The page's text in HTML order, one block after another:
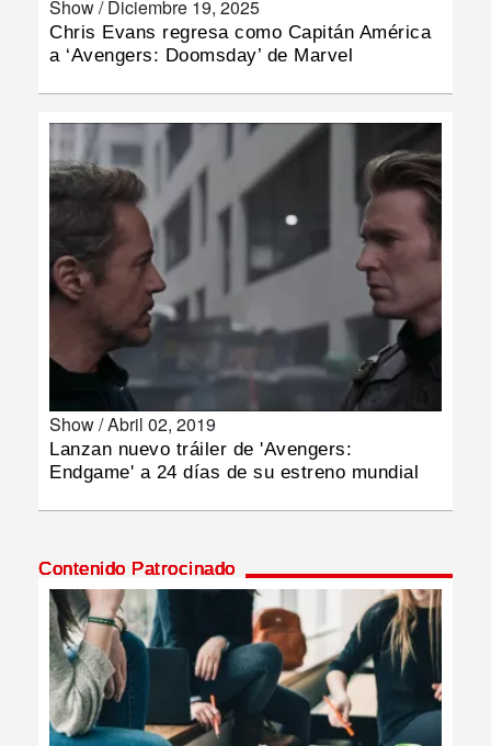
DEPORTES
MULTIMEDIA
IMPRESO
Show /Diciembre 19, 2025
Chris Evans regresa como Capitán América
a ‘Avengers: Doomsday’ de Marvel
Show /Abril 02, 2019
Lanzan nuevo tráiler de 'Avengers:
Endgame' a 24 días de su estreno mundial
Contenido Patrocinado